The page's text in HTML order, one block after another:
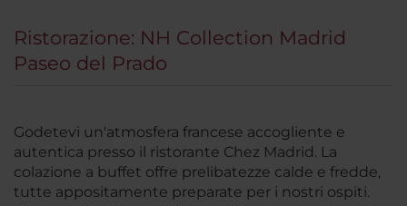
Ristorazione: NH Collection Madrid
Paseo del Prado
Godetevi un'atmosfera francese accogliente e
autentica presso il ristorante Chez Madrid. La
colazione a buffet offre prelibatezze calde e fredde,
tutte appositamente preparate per i nostri ospiti.